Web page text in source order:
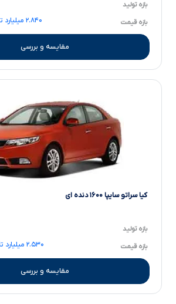
بازه تولید
بازه قیمت ۲.۸۴۰ میلیارد تا ۳.۷۵۰ میلیارد تومانءءء
مقایسه و بررسی
کیا سراتو سایپا ۱۶۰۰ دنده ای
بازه تولید
بازه قیمت ۲.۵۳۰ میلیارد تا ۳.۳۳۰ میلیارد تومانءءء
مقایسه و بررسی